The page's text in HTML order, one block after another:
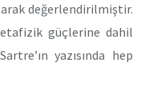
değerlendirilmiştir.
güçlerine dahil
yazısında hep